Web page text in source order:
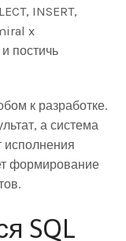
INSERT,
x
постичь
к разработке.
а система
исполнения
формирование
SQL